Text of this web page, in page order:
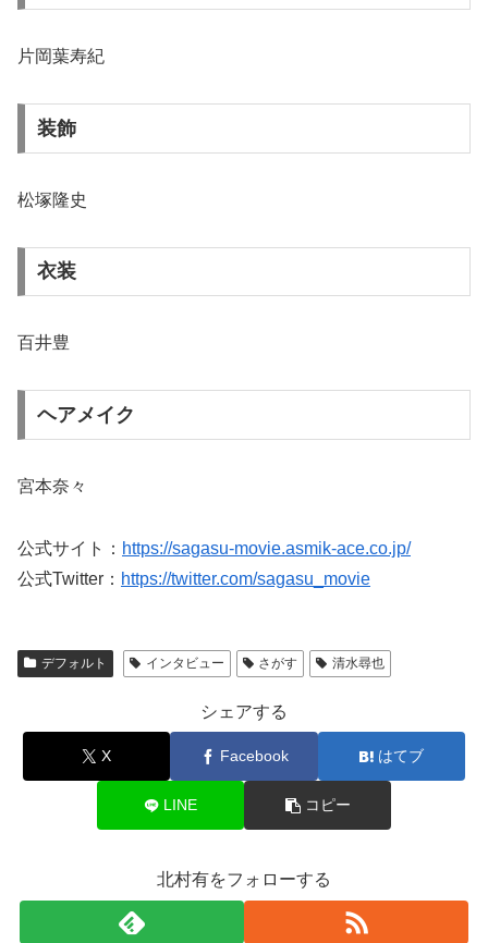
片岡葉寿紀
装飾
松塚隆史
衣装
百井豊
ヘアメイク
宮本奈々
公式サイト： https://sagasu-movie.asmik-ace.co.jp/
公式Twitter： https://twitter.com/sagasu_movie
デフォルト インタビュー さがす 清水尋也
シェアする
X Facebook はてブ
LINE コピー
北村有をフォローする